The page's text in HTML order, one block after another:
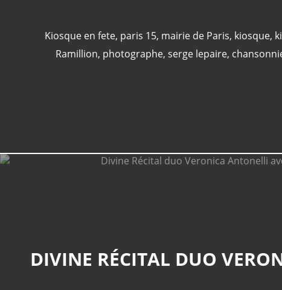
Kiosque en fete, paris 15, mairie de Paris, kiosque,
Ramillion, photographe, serge lepaire,